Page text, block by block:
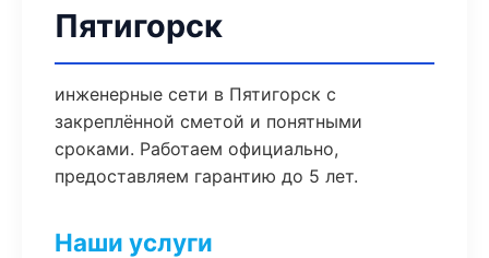
Пятигорск
инженерные сети в Пятигорск с
закреплённой сметой и понятными
сроками. Работаем официально,
предоставляем гарантию до 5 лет.
Наши услуги